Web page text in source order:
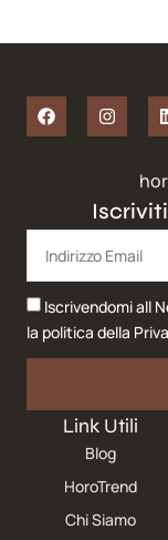
Link Utili
Blog
HoroTrend
Chi Siamo
Iscrivendomi all
la politica della